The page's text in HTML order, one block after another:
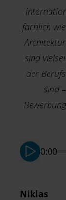
fachlich
sind
der
sind
0:00
Niklas